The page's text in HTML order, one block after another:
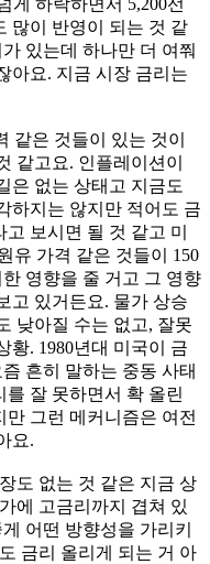
게 하락하면서 5,200선
많이 반영이 되는 것 같
있는데 하나만 더 여쭤
아요. 지금 시장 금리는
같은 것들이 있는 것이
같고요. 인플레이션이
은 없는 상태고 지금도
하지는 않지만 적어도 금
보시면 될 것 같고 미
유 가격 같은 것들이 150
영향을 줄 거고 그 영향
고 있거든요. 물가 상승
낮아질 수는 없고, 잘못
황. 1980년대 미국이 금
흔히 말하는 중동 사태
잘 못하면서 확 올린
그런 메커니즘은 여전
요.
도 없는 것 같은 지금 상
에 고금리까지 겹쳐 있
어떤 방향성을 가리키
금리 올리게 되는 거 아